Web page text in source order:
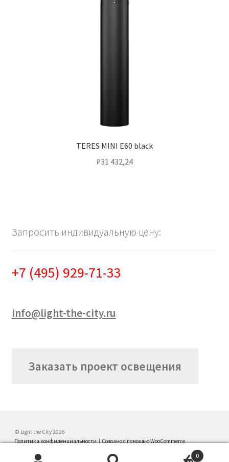
TERES MINI E60 black
₽31 432,24
Запросить индивидуальную цену:
+7 (495) 929-71-33
info@light-the-city.ru
Заказать проект освещения
© Light the City 2026
Политика конфиденциальности
Создано с помощью WooCommerce.
0